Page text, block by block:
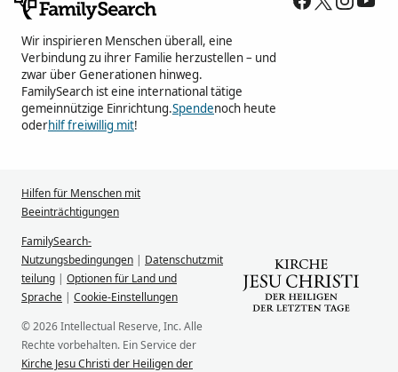
Wir inspirieren Menschen überall, eine
Verbindung zu ihrer Familie herzustellen – und
zwar über Generationen hinweg.
FamilySearch ist eine international tätige
gemeinnützige Einrichtung.Spendenoch heute
oderhilf freiwillig mit!
Hilfen für Menschen mit
Beeinträchtigungen
FamilySearch-
Nutzungsbedingungen | Datenschutzmit
teilung | Optionen für Land und
Sprache | Cookie-Einstellungen
© 2026 Intellectual Reserve, Inc. Alle
Rechte vorbehalten. Ein Service der
Kirche Jesu Christi der Heiligen der